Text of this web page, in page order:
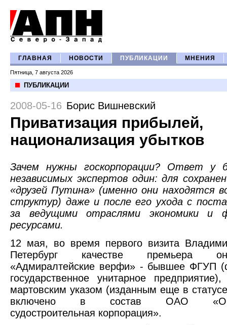
ГЛАВНАЯ НОВОСТИ ПУБЛИКАЦИИ МНЕНИЯ
Пятница, 7 августа 2026
ПУБЛИКАЦИИ
2008-05-16 Борис Вишневский
Приватизация прибылей,
национализация убытков
Зачем нужны госкорпорации? Ответ у
независимых экспертов один: для
«друзей Путина» (именно они находятся
структур) даже и после его ухода с
за ведущими отраслями экономики и
ресурсами.
12 мая, во время первого визита
Петербург качестве премьера
«Адмиралтейские верфи» - бывшее ФГУП
государственное унитарное
мартовским указом (изданным еще в
включено в состав ОАО
судостроительная корпорация».